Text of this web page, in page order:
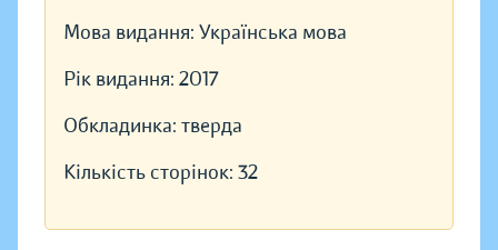
Мова видання: Українська мова
Рік видання: 2017
Обкладинка: тверда
Кількість сторінок: 32